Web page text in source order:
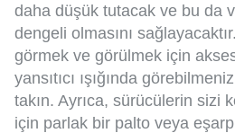
daha düşük tutacak ve bu da
dengeli olmasını
görmek ve görülmek için
yansıtıcı ışığında
takın. Ayrıca, sürücülerin sizi
için parlak bir palto veya eşarp